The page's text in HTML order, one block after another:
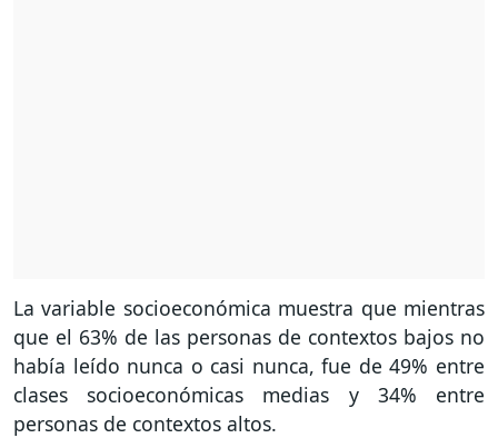
La variable socioeconómica muestra que mientras
que el 63% de las personas de contextos bajos no
había leído nunca o casi nunca, fue de 49% entre
clases socioeconómicas medias y 34% entre
personas de contextos altos.